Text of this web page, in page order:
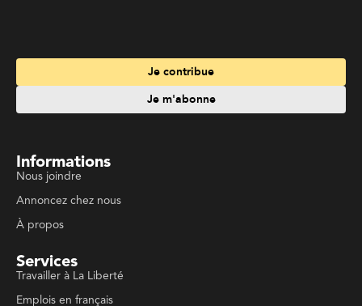
Informations
Services
Travailler à La Liberté
Emplois en français
Suivez La Liberté